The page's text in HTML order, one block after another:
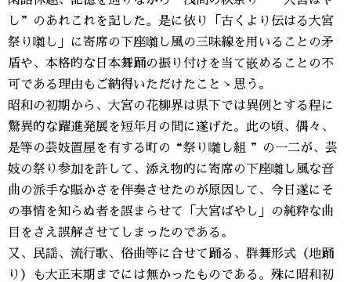
し”のあれこれを記した。是に依り「古くより伝はる大宮
祭り囃し」に寄席の下座囃し風の三味線を用いることの矛
盾や、本格的な日本舞踊の振り付けを当て嵌めることの不
可である理由もご納得いただけたことゝ思う。
昭和の初期から、大宮の花柳界は県下では異例とする程に
驚異的な躍進発展を短年月の間に遂げた。此の頃、偶々、
是等の芸妓置屋を有する町の“祭り囃し組 ”の一二が、芸
妓の祭り参加を許して、添え物的に寄席の下座囃し風な音
曲の派手な賑かさを伴奏させたのが原因して、今日遂にそ
の事情を知らぬ者を誤まらせて「大宮ばやし」の純粋な曲
目をさえ誤解させてしまったのである。
又、民謡、流行歌、俗曲等に合せて踊る、群舞形式（地踊
り）も大正末期までには無かったものである。殊に昭和初